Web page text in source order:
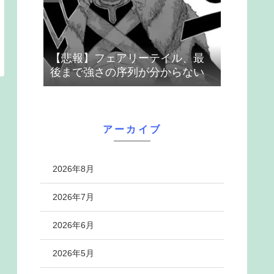
【悲報】フェアリーテイル、最
後まで強さの序列が分からない
アーカイブ
2026年8月
2026年7月
2026年6月
2026年5月